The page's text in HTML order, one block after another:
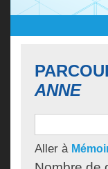
ANNE
Aller à